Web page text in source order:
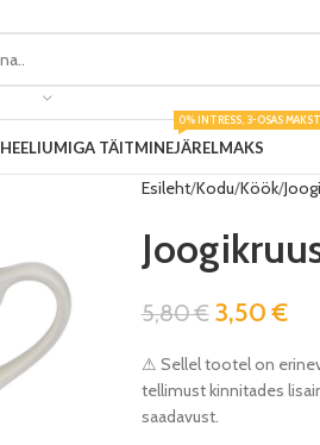
HEELIUMIGA TÄITMINEJÄRELMAKS
0% INTRESS, 3-OSAS
Esileht Kodu Köök
5,80€ 3,50€
⚠ Sellel tootel on
tellimust kinnitades
saadavust.